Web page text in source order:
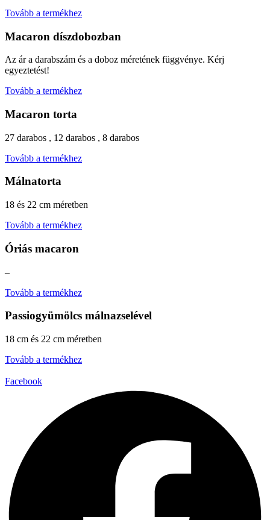
Tovább a termékhez
Macaron díszdobozban
Az ár a darabszám és a doboz méretének függvénye. Kérj
egyeztetést!
Tovább a termékhez
Macaron torta
27 darabos , 12 darabos , 8 darabos
Tovább a termékhez
Málnatorta
18 és 22 cm méretben
Tovább a termékhez
Óriás macaron
–
Tovább a termékhez
Passiogyümölcs málnazselével
18 cm és 22 cm méretben
Tovább a termékhez
Facebook